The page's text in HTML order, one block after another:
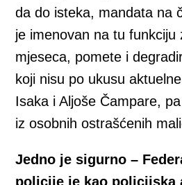
da do isteka, mandata na
je imenovan na tu funkciju
mjeseca, pomete i
koji nisu po ukusu
Isaka i Aljoše Čampare,
iz osobnih ostrašćenih
Jedno je sigurno –
policije je kao policijska